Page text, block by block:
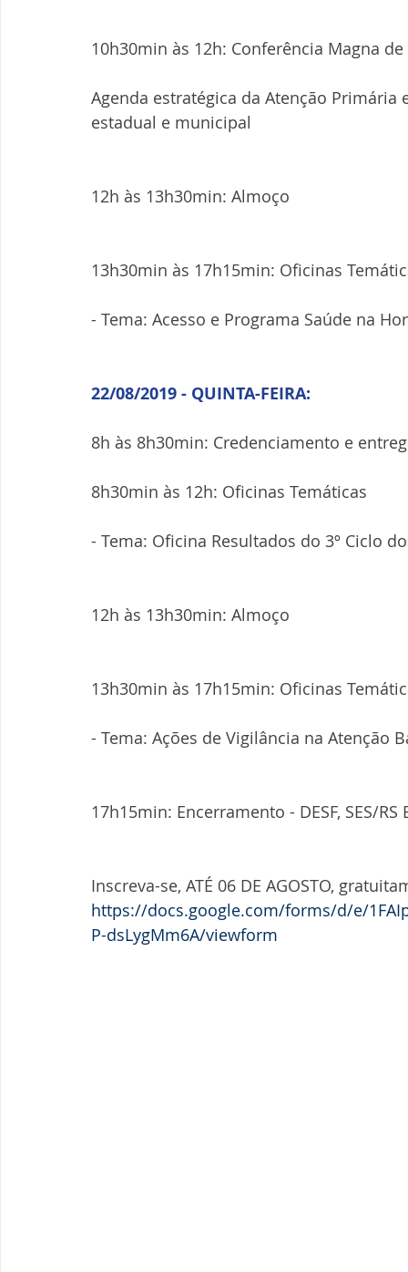
10h30min às 12h: Conferência Magna
Agenda estratégica da Atenção
estadual e municipal
12h às 13h30min: Almoço
13h30min às 17h15min: Oficinas
- Tema: Acesso e Programa Saúde na
22/08/2019 - QUINTA-FEIRA:
8h às 8h30min: Credenciamento e
8h30min às 12h: Oficinas Temáticas
- Tema: Oficina Resultados do 3º Ciclo
12h às 13h30min: Almoço
13h30min às 17h15min: Oficinas
- Tema: Ações de Vigilância na Atenção
17h15min: Encerramento - DESF, SES/RS
Inscreva-se, ATÉ 06 DE AGOSTO,
https://docs.google.com/forms/d/e/
P-dsLygMm6A/viewform